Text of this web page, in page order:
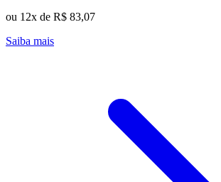
ou 12x de R$ 83,07
Saiba mais